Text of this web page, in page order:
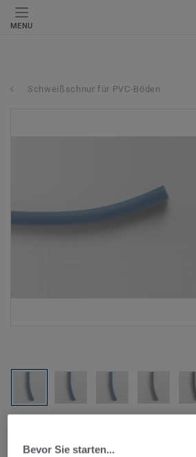
MENU
Schweißschnur für PVC-Böden
Bevor Sie starten...